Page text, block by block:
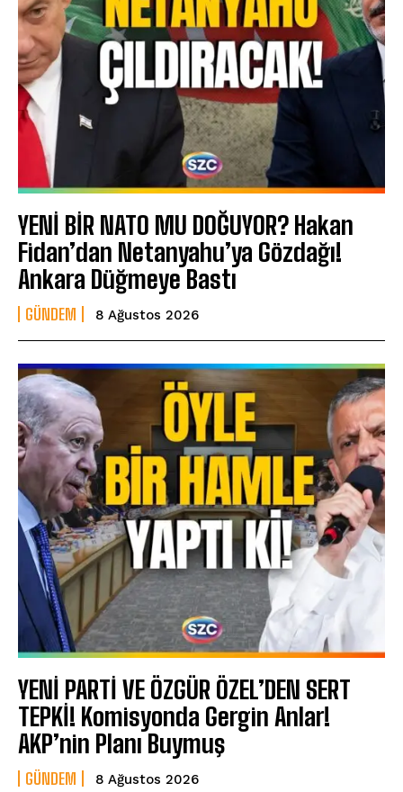
YENİ BİR NATO MU DOĞUYOR? Hakan
Fidan’dan Netanyahu’ya Gözdağı!
Ankara Düğmeye Bastı
GÜNDEM 8 Ağustos 2026
YENİ PARTİ VE ÖZGÜR ÖZEL’DEN SERT
TEPKİ! Komisyonda Gergin Anlar!
AKP’nin Planı Buymuş
GÜNDEM 8 Ağustos 2026